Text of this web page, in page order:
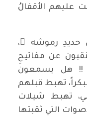
عليهم الأقفالُ
حديدِ رموشه ِ،
عن مفاتيحِ
!! هل يسمعون
تهبط قبلهم
تهبط شيلات
التي ثقبتها